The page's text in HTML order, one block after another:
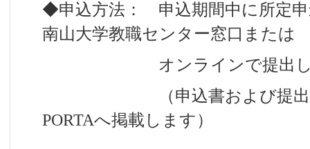
◆申込方法： 申込期間中に所定申
南山大学教職センター窓口または
オンラインで提出して
（申込書および提出先は
PORTAへ掲載します）